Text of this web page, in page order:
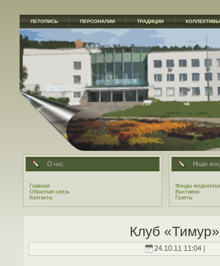
ЛЕТОПИСЬ ПЕРСОНАЛИИ ТРАДИЦИИ КОЛЛЕКТИВЫ
О нас
Главная
Обратная связь
Контакты
Наши
Фонды медиатеки
Выставки
Газеты
Клуб «Тимур»
24.10.11 11:04 |